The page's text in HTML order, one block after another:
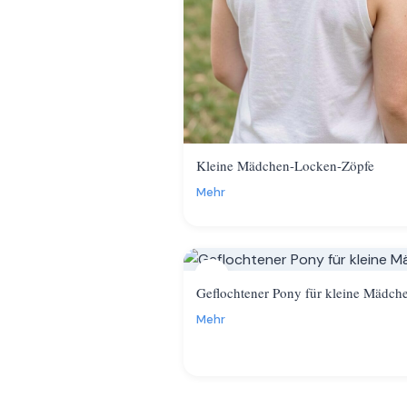
Kleine Mädchen-Locken-Zöpfe
Mehr
Geflochtener Pony für kleine
Mehr